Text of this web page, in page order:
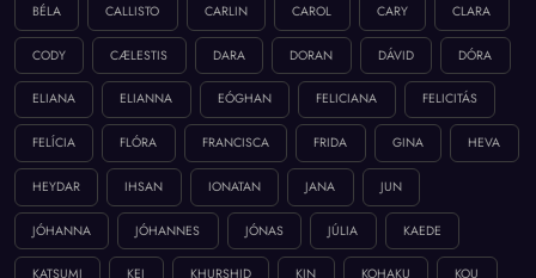
BÉLA CALLISTO CARLIN CAROL CARY CLARA
CODY CÆLESTIS DARA DORAN DÁVID DÓRA
ELIANA ELIANNA EÓGHAN FELICIANA FELICITÁS
FELÍCIA FLÓRA FRANCISCA FRIDA GINA HEVA
HEYDAR IHSAN IONATAN JANA JUN
JÓHANNA JÓHANNES JÓNAS JÚLIA KAEDE
KATSUMI KEI KHURSHID KIN KOHAKU KOU